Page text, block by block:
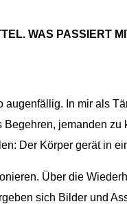
WAS PASSIERT
In mir als
jemanden zu
Der Körper gerät in
Über die
sich Bilder und